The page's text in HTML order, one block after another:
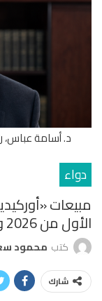
د. أسامة عباس،
دواء
الأول من 2026 وتسجل 734 مليون جنيه
كتب محمود
شارك